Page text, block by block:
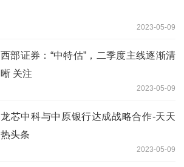
2023-05-09
西部证券：“中特估”，二季度主线逐渐清
晰 关注
2023-05-09
龙芯中科与中原银行达成战略合作-天天
热头条
2023-05-09